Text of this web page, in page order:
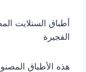
أطباق الستلايت
الفجيرة
هذه الأطباق